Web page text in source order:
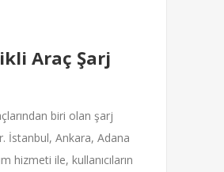
Araç Şarj
biri olan şarj
İstanbul, Ankara, Adana
hizmeti ile, kullanıcıların